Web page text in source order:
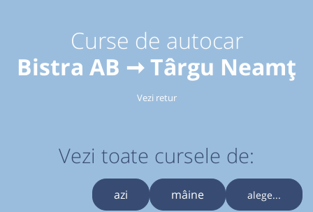
Curse de autocar
Bistra AB ➞ Târgu Neamț
Vezi retur
Vezi toate cursele de:
azi mâine alege...